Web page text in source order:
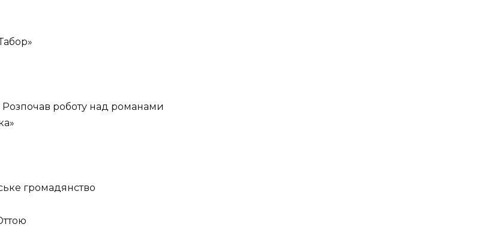
Розпочав роботу над романами
громадянство